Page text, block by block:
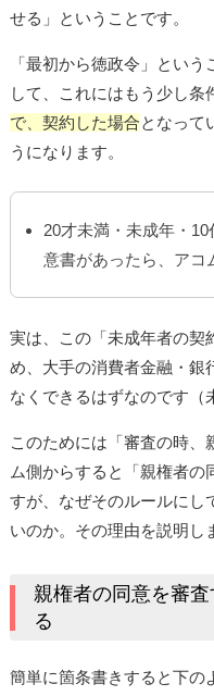
せる」ということです。
「最初から徳政令」とい
して、これにはもう少し条
で、契約した場合となって
うになります。
20才未満・未成年・
意書があったら、アコ
実は、この「未成年者の契
め、大手の消費者金融・銀
なくできるはずなのです（
このためには「審査の時、
ム側からすると「親権者
すが、なぜそのルールにし
いのか。その理由を説明し
親権者の同意を審
る
簡単に箇条書きすると下の